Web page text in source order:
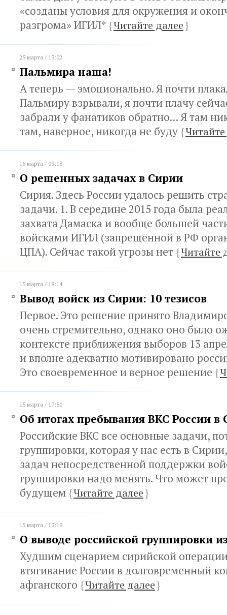
«созданы условия для окружения и
разгрома» ИГИЛ* {Читайте далее}
25 марта / 13:02
Пальмира наша!
А теперь — эмоционально. Я почти
Пальмиру взрывали, я почти плачу
забрали у фанатиков обратно... Я там
там, наверное, никогда не буду {
16 марта / 09:18
О решенных задачах в Сирии
Сирия. Здесь России удалось решить
задачи. 1. В середине 2015 года была
захвата Дамаска и вообще большей
войсками ИГИЛ (запрещенной в РФ
ЦПА). Сейчас такой угрозы нет {Читайте
15 марта / 18:14
Вывод войск из Сирии: 10 тезисов
Первое. Это решение принято
очень стремительно, однако оно было
контексте приближения выборов 13
и вполне адекватно мотивировано
Это своевременное и верное решение {
15 марта / 17:50
Об итогах пребывания ВКС России в
Российские ВКС все основные задачи,
группировки, которая у нас есть в
задач непосредственной поддержки
группировки надо менять. Что может
будущем {Читайте далее}
15 марта / 13:19
О выводе российской группировки
Худшим сценарием сирийской
втягивание России в долговременный
афганского {Читайте далее}